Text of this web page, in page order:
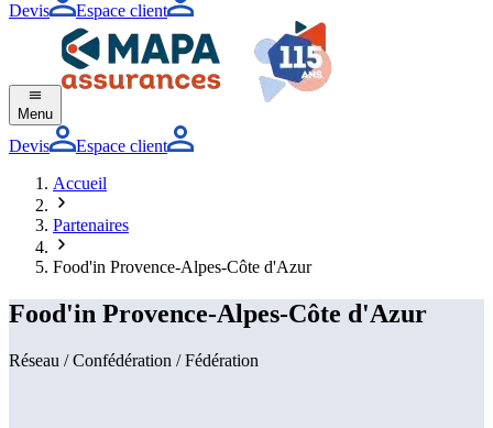
Devis
Espace client
Menu
Devis
Espace client
Accueil
Partenaires
Food'in Provence-Alpes-Côte d'Azur
Food'in Provence-Alpes-Côte d'Azur
Réseau / Confédération / Fédération